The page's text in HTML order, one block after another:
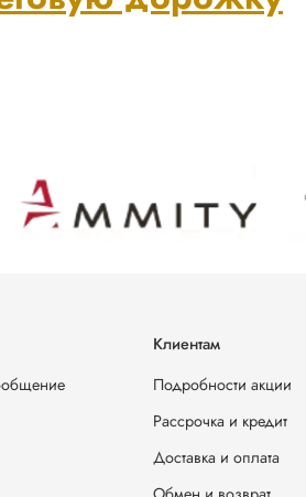
Клиентам
Подробности акции
Рассрочка и кредит
Доставка и оплата